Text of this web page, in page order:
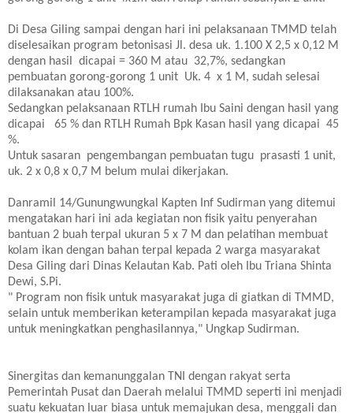
Di Desa Giling sampai dengan hari ini pelaksanaan TMMD telah
diselesaikan program betonisasi Jl. desa uk. 1.100 X 2,5 x 0,12 M
dengan hasil dicapai = 360 M atau 32,7%, sedangkan
pembuatan gorong-gorong 1 unit Uk. 4 x 1 M, sudah selesai
dilaksanakan atau 100%.
Sedangkan pelaksanaan RTLH rumah Ibu Saini dengan hasil yang
dicapai 65 % dan RTLH Rumah Bpk Kasan hasil yang dicapai 45
%.
Untuk sasaran pengembangan pembuatan tugu prasasti 1 unit,
uk. 2 x 0,8 x 0,7 M belum mulai dikerjakan.
Danramil 14/Gunungwungkal Kapten Inf Sudirman yang ditemui
mengatakan hari ini ada kegiatan non fisik yaitu penyerahan
bantuan 2 buah terpal ukuran 5 x 7 M dan pelatihan membuat
kolam ikan dengan bahan terpal kepada 2 warga masyarakat
Desa Giling dari Dinas Kelautan Kab. Pati oleh Ibu Triana Shinta
Dewi, S.Pi.
" Program non fisik untuk masyarakat juga di giatkan di TMMD,
selain untuk memberikan keterampilan kepada masyarakat juga
untuk meningkatkan penghasilannya," Ungkap Sudirman.
Sinergitas dan kemanunggalan TNI dengan rakyat serta
Pemerintah Pusat dan Daerah melalui TMMD seperti ini menjadi
suatu kekuatan luar biasa untuk memajukan desa, menggali dan